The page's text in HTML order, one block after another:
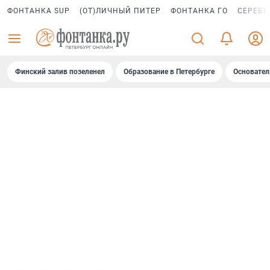
ФОНТАНКА SUP (ОТ)ЛИЧНЫЙ ПИТЕР ФОНТАНКА ГО
Финский залив позеленел Образование в Петербурге